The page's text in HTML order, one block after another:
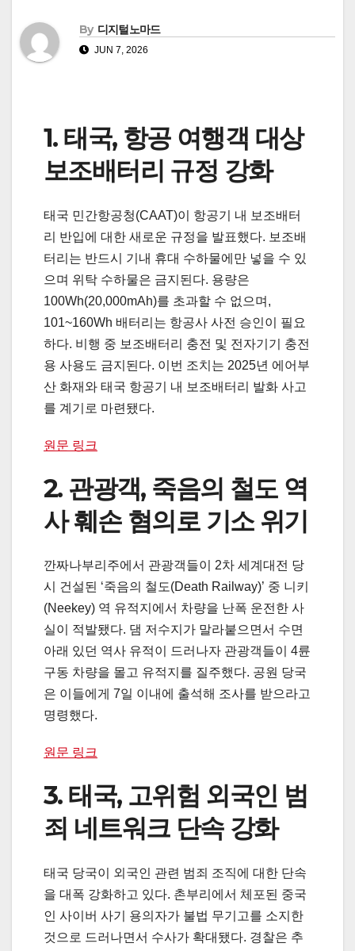
By 디지털노마드
JUN 7, 2026
1. 태국, 항공 여행객 대상
보조배터리 규정 강화
태국 민간항공청(CAAT)이 항공기 내 보조배터
리 반입에 대한 새로운 규정을 발표했다. 보조배
터리는 반드시 기내 휴대 수하물에만 넣을 수 있
으며 위탁 수하물은 금지된다. 용량은
100Wh(20,000mAh)를 초과할 수 없으며,
101~160Wh 배터리는 항공사 사전 승인이 필요
하다. 비행 중 보조배터리 충전 및 전자기기 충전
용 사용도 금지된다. 이번 조치는 2025년 에어부
산 화재와 태국 항공기 내 보조배터리 발화 사고
를 계기로 마련됐다.
원문 링크
2. 관광객, 죽음의 철도 역
사 훼손 혐의로 기소 위기
깐짜나부리주에서 관광객들이 2차 세계대전 당
시 건설된 ‘죽음의 철도(Death Railway)’ 중 니키
(Neekey) 역 유적지에서 차량을 난폭 운전한 사
실이 적발됐다. 댐 저수지가 말라붙으면서 수면
아래 있던 역사 유적이 드러나자 관광객들이 4륜
구동 차량을 몰고 유적지를 질주했다. 공원 당국
은 이들에게 7일 이내에 출석해 조사를 받으라고
명령했다.
원문 링크
3. 태국, 고위험 외국인 범
죄 네트워크 단속 강화
태국 당국이 외국인 관련 범죄 조직에 대한 단속
을 대폭 강화하고 있다. 촌부리에서 체포된 중국
인 사이버 사기 용의자가 불법 무기고를 소지한
것으로 드러나면서 수사가 확대됐다. 경찰은 추